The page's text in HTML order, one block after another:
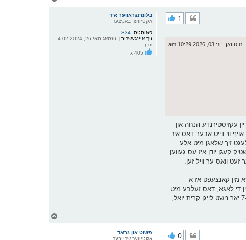
בלומינגראווער איד
אקטיווער באניצער
פאוסטס: 334
זיך איינגעשריבן:
זונטאג מאי 26, 2024 4:02
pm
1
מיטוואך יוני 03, 2026 10:29 am
אין די לעצטע 20 יאר, סך הכל קומסטו מיט דיין עקזיסטירנדע הנחה און
איך ווייס נישט אויף ווי ווייט אבער דאס איז
זיך שלאגן מיט אלע
קעגן יודן איז עס געווען
וואס ער וויל זען.
מין קאנצעפט אז א
די לאגא, דאס זעלבע מיט
שולן, אין קרית יואל לייגט נישט יעדער ארויס די שטאט אויף די לאגא אבער אין בלומינג גראוו האט מען יעדן טעראריזירט צו טוישן די לאגא נאך 7-8 יאר נישט לייגן קרית יואל,
פשוט און גראד
אקטיווער שרייבער
0